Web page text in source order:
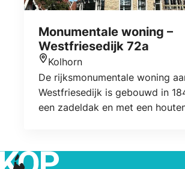
Monumentale woning –
Westfriesedijk 72a
Kolhorn
De rijksmonumentale woning
Westfriesedijk is gebouwd in
een zadeldak en met een